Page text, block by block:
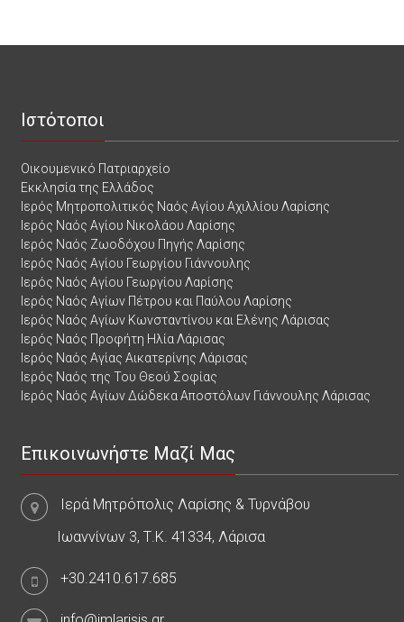
Ιστότοποι
Οικουμενικό Πατριαρχείο
Εκκλησία της Ελλάδος
Ιερός Μητροπολιτικός Ναός Αγίου Αχιλλίου Λαρίσης
Ιερός Ναός Αγίου Νικολάου Λαρίσης
Ιερός Ναός Ζωοδόχου Πηγής Λαρίσης
Ιερός Ναός Αγίου Γεωργίου Γιάννουλης
Ιερός Ναός Αγίου Γεωργίου Λαρίσης
Ιερός Ναός Αγίων Πέτρου και Παύλου Λαρίσης
Ιερός Ναός Αγίων Κωνσταντίνου και Ελένης Λάρισας
Ιερός Ναός Προφήτη Ηλία Λάρισας
Ιερός Ναός Αγίας Αικατερίνης Λάρισας
Ιερός Ναός της Του Θεού Σοφίας
Ιερός Ναός Αγίων Δώδεκα Αποστόλων Γιάννουλης Λάρισας
Επικοινωνήστε Μαζί Μας
Ιερά Μητρόπολις Λαρίσης & Τυρνάβου
Ιωαννίνων 3, Τ.Κ. 41334, Λάρισα
+30.2410.617.685